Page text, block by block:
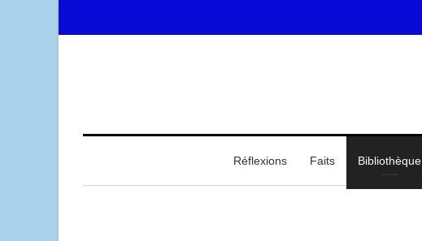
AccueilRéflexions Faits Bibliothèque